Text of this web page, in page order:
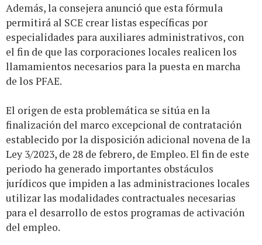
Además, la consejera anunció que esta fórmula
permitirá al SCE crear listas específicas por
especialidades para auxiliares administrativos, con
el fin de que las corporaciones locales realicen los
llamamientos necesarios para la puesta en marcha
de los PFAE.
El origen de esta problemática se sitúa en la
finalización del marco excepcional de contratación
establecido por la disposición adicional novena de la
Ley 3/2023, de 28 de febrero, de Empleo. El fin de este
periodo ha generado importantes obstáculos
jurídicos que impiden a las administraciones locales
utilizar las modalidades contractuales necesarias
para el desarrollo de estos programas de activación
del empleo.